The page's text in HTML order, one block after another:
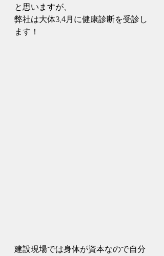
と思いますが、
弊社は大体3,4月に健康診断を受診し
ます！
建設現場では身体が資本なので自分